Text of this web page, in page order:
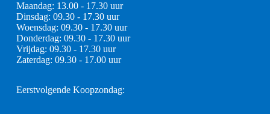
Maandag: 13.00 - 17.30 uur
Dinsdag: 09.30 - 17.30 uur
Woensdag: 09.30 - 17.30 uur
Donderdag: 09.30 - 17.30 uur
Vrijdag: 09.30 - 17.30 uur
Zaterdag: 09.30 - 17.00 uur
Eerstvolgende Koopzondag: